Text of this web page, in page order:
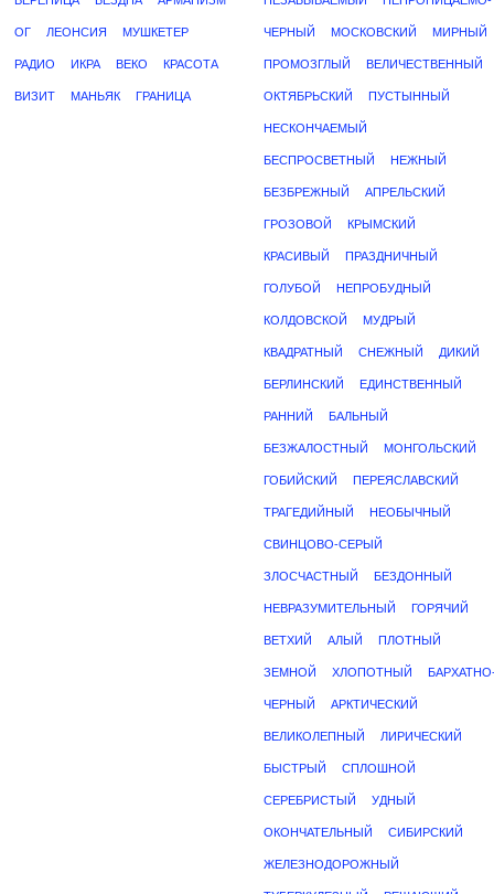
ОГ ЛЕОНСИЯ МУШКЕТЕР
РАДИО ИКРА ВЕКО КРАСОТА
ВИЗИТ МАНЬЯК ГРАНИЦА
ЧЕРНЫЙ МОСКОВСКИЙ МИРНЫЙ
ПРОМОЗГЛЫЙ ВЕЛИЧЕСТВЕННЫЙ
ОКТЯБРЬСКИЙ ПУСТЫННЫЙ
НЕСКОНЧАЕМЫЙ
БЕСПРОСВЕТНЫЙ НЕЖНЫЙ
БЕЗБРЕЖНЫЙ АПРЕЛЬСКИЙ
ГРОЗОВОЙ КРЫМСКИЙ
КРАСИВЫЙ ПРАЗДНИЧНЫЙ
ГОЛУБОЙ НЕПРОБУДНЫЙ
КОЛДОВСКОЙ МУДРЫЙ
КВАДРАТНЫЙ СНЕЖНЫЙ ДИКИЙ
БЕРЛИНСКИЙ ЕДИНСТВЕННЫЙ
РАННИЙ БАЛЬНЫЙ
БЕЗЖАЛОСТНЫЙ МОНГОЛЬСКИЙ
ГОБИЙСКИЙ ПЕРЕЯСЛАВСКИЙ
ТРАГЕДИЙНЫЙ НЕОБЫЧНЫЙ
СВИНЦОВО-СЕРЫЙ
ЗЛОСЧАСТНЫЙ БЕЗДОННЫЙ
НЕВРАЗУМИТЕЛЬНЫЙ ГОРЯЧИЙ
ВЕТХИЙ АЛЫЙ ПЛОТНЫЙ
ЗЕМНОЙ ХЛОПОТНЫЙ
ЧЕРНЫЙ АРКТИЧЕСКИЙ
ВЕЛИКОЛЕПНЫЙ ЛИРИЧЕСКИЙ
БЫСТРЫЙ СПЛОШНОЙ
СЕРЕБРИСТЫЙ УДНЫЙ
ОКОНЧАТЕЛЬНЫЙ СИБИРСКИЙ
ЖЕЛЕЗНОДОРОЖНЫЙ